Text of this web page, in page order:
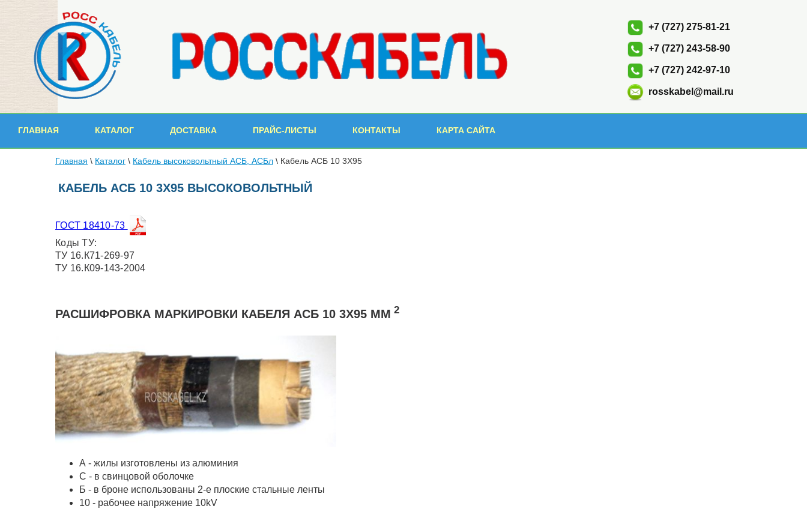
+7 (727) 275-81-21
+7 (727) 243-58-90
+7 (727) 242-97-10
rosskabel@mail.ru
ГЛАВНАЯ КАТАЛОГ ДОСТАВКА ПРАЙС-ЛИСТЫ КОНТАКТЫ КАРТА САЙТА
Главная \ Каталог \ Кабель высоковольтный АСБ, АСБл \ Кабель АСБ 10 3Х95
КАБЕЛЬ АСБ 10 3Х95 ВЫСОКОВОЛЬТНЫЙ
ГОСТ 18410-73
Коды ТУ:
ТУ 16.К71-269-97
ТУ 16.К09-143-2004
РАСШИФРОВКА МАРКИРОВКИ КАБЕЛЯ АСБ 10 3Х95 ММ 2
А - жилы изготовлены из алюминия
С - в свинцовой оболочке
Б - в броне использованы 2-е плоские стальные ленты
10 - рабочее напряжение 10kV